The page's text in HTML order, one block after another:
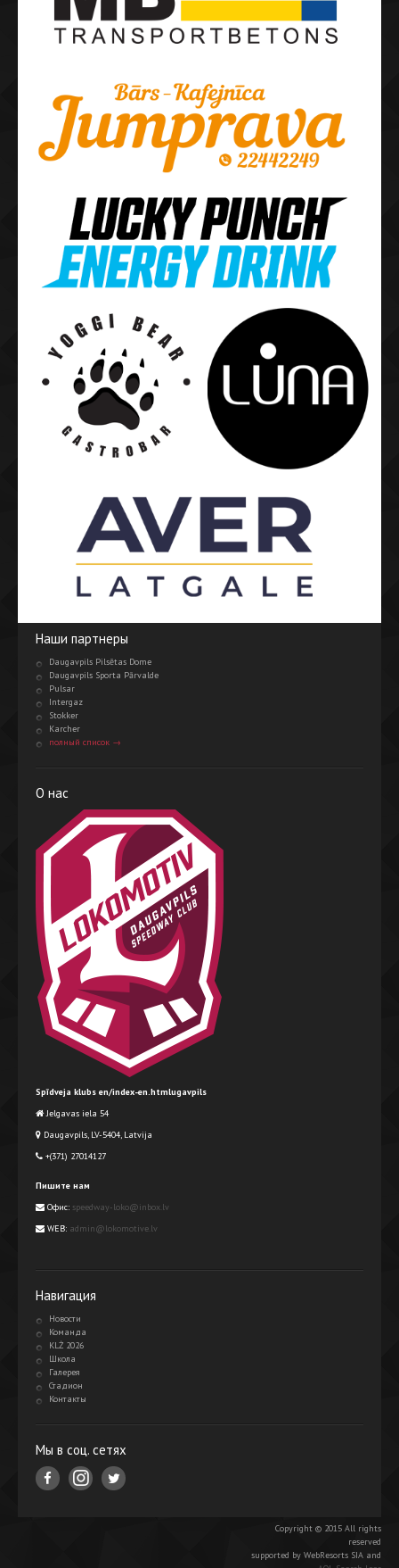
Наши партнеры
Daugavpils Pilsētas Dome
Daugavpils Sporta Pārvalde
Pulsar
Intergaz
Stokker
Karcher
полный список →
О нас
Spīdveja klubs en/index-en.htmlugavpils
Jelgavas iela 54
Daugavpils, LV-5404, Latvija
+(371) 27014127
Пишите нам
Офис: speedway-loko@inbox.lv
WEB: admin@lokomotive.lv
Навигация
Новости
Команда
KLŻ 2026
Школа
Галерея
Стадион
Контакты
Мы в соц. сетях
Copyright © 2015 All rights
reserved
supported by WebResorts SIA and